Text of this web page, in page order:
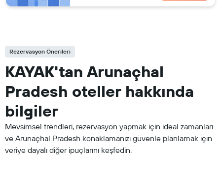
Rezervasyon Önerileri
KAYAK'tan Arunaçhal
Pradesh oteller hakkında
bilgiler
Mevsimsel trendleri, rezervasyon yapmak için ideal zamanları
ve Arunaçhal Pradesh konaklamanızı güvenle planlamak için
veriye dayalı diğer ipuçlarını keşfedin.